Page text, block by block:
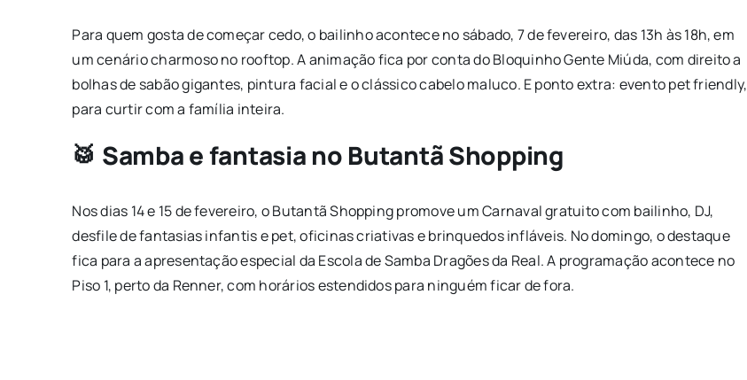
Para quem gosta de começar cedo, o bailinho acontece no sábado, 7 de fevereiro, das 13h às 18h, em
um cenário charmoso no rooftop. A animação fica por conta do Bloquinho Gente Miúda, com direito a
bolhas de sabão gigantes, pintura facial e o clássico cabelo maluco. E ponto extra: evento pet friendly,
para curtir com a família inteira.
🥁 Samba e fantasia no Butantã Shopping
Nos dias 14 e 15 de fevereiro, o Butantã Shopping promove um Carnaval gratuito com bailinho, DJ,
desfile de fantasias infantis e pet, oficinas criativas e brinquedos infláveis. No domingo, o destaque
fica para a apresentação especial da Escola de Samba Dragões da Real. A programação acontece no
Piso 1, perto da Renner, com horários estendidos para ninguém ficar de fora.